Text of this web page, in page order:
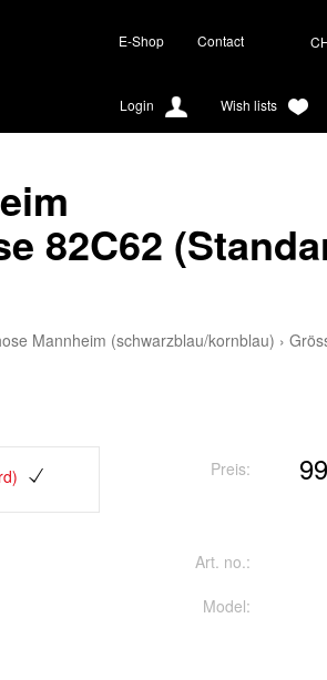
E-Shop Contact
Wish lists
Login
82C62
Mannheim (schwarzblau/kornblau) ›
Preis:
Art. no.:
Model: